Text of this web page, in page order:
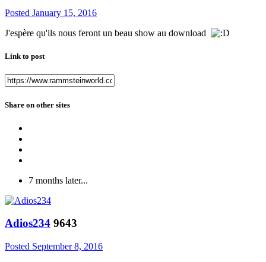
Posted January 15, 2016
J'espère qu'ils nous feront un beau show au download
Link to post
Share on other sites
7 months later...
Adios234 9643
Posted September 8, 2016